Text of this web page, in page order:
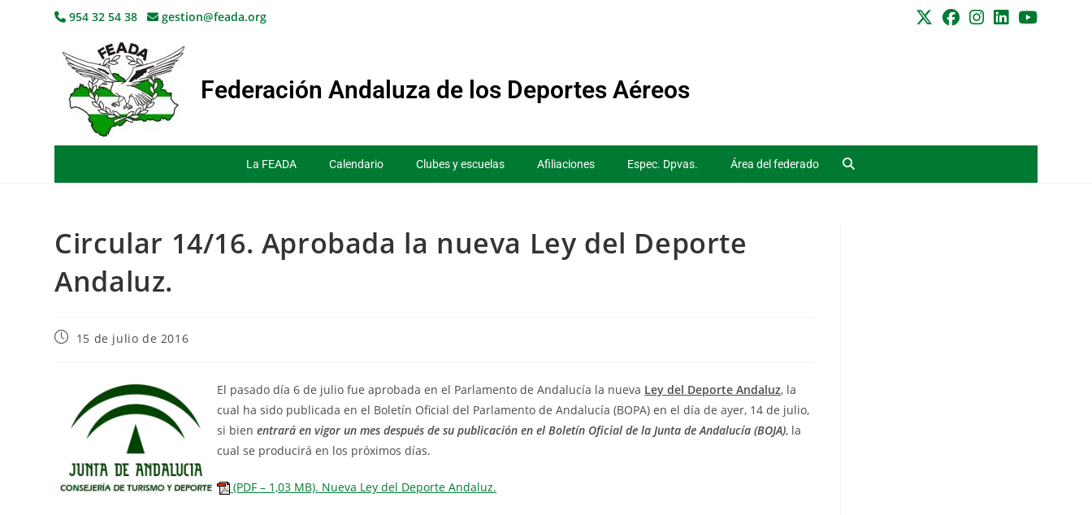
954 32 54 38 gestion@feada.org
Federación Andaluza de los Deportes Aéreos
La FEADA Calendario Clubes y escuelas Afiliaciones Espec. Dpvas. Área del federado
Circular 14/16. Aprobada la nueva Ley del Deporte
Andaluz.
15 de julio de 2016
El pasado día 6 de julio fue aprobada en el Parlamento de Andalucía la nueva Ley del Deporte Andaluz, la
cual ha sido publicada en el Boletín Oficial del Parlamento de Andalucía (BOPA) en el día de ayer, 14 de julio,
si bienentrará en vigor un mes después de su publicación en el Boletín Oficial de la Junta de Andalucía (BOJA), la
cual se producirá en los próximos días.
(PDF – 1,03 MB). Nueva Ley del Deporte Andaluz.